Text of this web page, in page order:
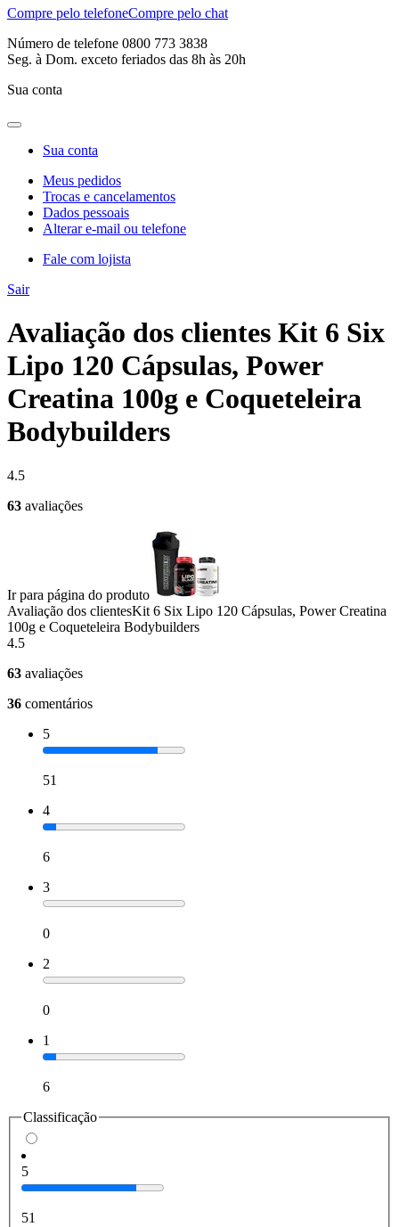
Compre pelo telefoneCompre pelo chat
Número de telefone 0800 773 3838
Seg. à Dom. exceto feriados das 8h às 20h
Sua conta
Sua conta
Meus pedidos
Trocas e cancelamentos
Dados pessoais
Alterar e-mail ou telefone
Fale com lojista
Sair
Avaliação dos clientes Kit 6 Six
Lipo 120 Cápsulas, Power
Creatina 100g e Coqueteleira
Bodybuilders
4.5
63 avaliações
Ir para página do produto
Avaliação dos clientesKit 6 Six Lipo 120 Cápsulas, Power Creatina
100g e Coqueteleira Bodybuilders
4.5
63 avaliações
36 comentários
5
51
4
6
3
0
2
0
1
6
Classificação
5
51